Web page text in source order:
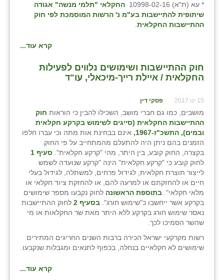
* עא (ת"א) 10998-02-16
החקלאי "תלמי מנשה" אגודה
שיתופית להתיישבות בע"מ נ' הרשות המוסמכת לפי חוק
ההתיישבות החקלאית
קרא עוד...
חוק ההתיישבות ושימושים נלווים לפעילות
החקלאית / איילת רייך-מיכאלי, עו"ד
15 ינו 2017 פסקי דין
מושבים, כמו גם חברי מושב, השכילו להבין כי הוראות חוק
ההתיישבות החקלאית (סייגים לשימוש בקרקע חקלאית
ובמים), התשכ"ז-1967,
אינם בבחינת אות מתה וכי עברו חלפו
הזמנים בהם ניתן היה להתעלם מהמתחייב על פי החוק.
בקצרה, החוק קובע, בין היתר, מהי "קרקע חקלאית". סעיף 1
לחוק קובע כי "קרקע חקלאית" הינה "קרקע שנועדה לשמש
לייצור תוצרת חקלאית, לגידול פרחים, למשתלה, לגידול בעלי
חיים או להחזקתם או למרעה להם, או להחזקת ציוד חקלאי או
מלאי חקלאי". בתוספת הראשונה לחוק נקבעו מספר שימושים
בקרקע אשר ייחשבו כ"שימוש חורג". בסעיף 2
לחוק ההתיישבות
נאסר שימוש חורג בקרקע ללא היתר מאת שר החקלאות או מי
שהשר הסמיכו לכך.
רשות מקרקעי ישראל הכירה ברבות השנים החריגים המתירים
שימושים לא חקלאיים בנחלה, בכפוף לתנאים ומגבלות שנקבעו.
קרא עוד...